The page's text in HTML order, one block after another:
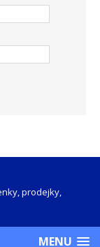
prodejky,
MENU